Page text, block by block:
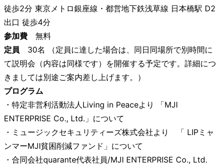
徒歩2分 東京メトロ銀座線・都営地下鉄浅草線 日本橋駅 D2
出口 徒歩4分
参加費 無料
定員 30名 （定員に達した場合は、同日同場所で別時間に
て説明会（内容は同様です）を開催する予定です。詳細につ
きましては別途ご案内差し上げます。）
プログラム
・特定非営利活動法人Living in Peaceより 「MJI
ENTERPRISE Co., Ltd.」について
・ミュージックセキュリティーズ株式会社より 「 LIPミャ
ンマーMJI貧困削減ファンド」について
・合同会社quarante代表社員/MJI ENTERPRISE Co., Ltd.